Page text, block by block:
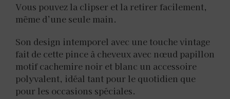
Vous pouvez la clipser et la retirer facilement,
même d’une seule main.
Son design intemporel avec une touche vintage
fait de cette pince à cheveux avec nœud papillon
motif cachemire noir et blanc un accessoire
polyvalent, idéal tant pour le quotidien que
pour les occasions spéciales.